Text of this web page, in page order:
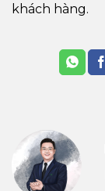
khách hàng.